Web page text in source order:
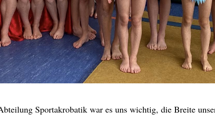
Sportakrobatik war es uns wichtig, die Breite